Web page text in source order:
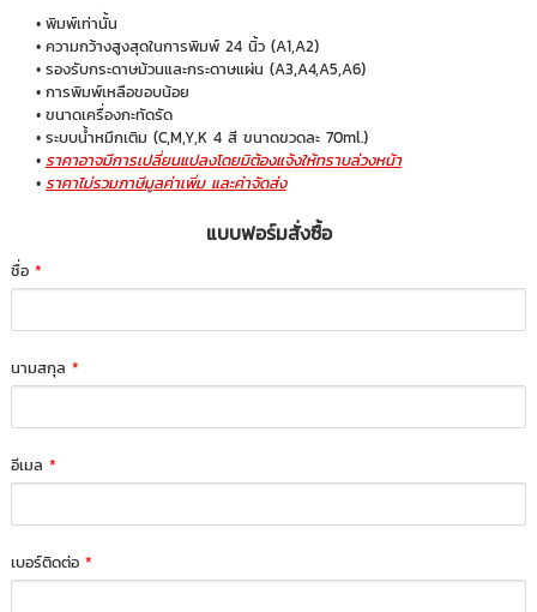
พิมพ์เท่านั้น
ความกว้างสูงสุดในการพิมพ์ 24 นิ้ว (A1,A2)
รองรับกระดาษม้วนและกระดาษแผ่น (A3,A4,A5,A6)
การพิมพ์เหลือขอบน้อย
ขนาดเครื่องกะทัดรัด
ระบบน้ำหมึกเติม (C,M,Y,K 4 สี ขนาดขวดละ 70ml.)
ราคาอาจมีการเปลี่ยนแปลงโดยมิต้องแจ้งให้ทราบล่วงหน้า
ราคาไม่รวมภาษีมูลค่าเพิ่ม และค่าจัดส่ง
แบบฟอร์มสั่งซื้อ
ชื่อ*
นามสกุล*
อีเมล*
เบอร์ติดต่อ*